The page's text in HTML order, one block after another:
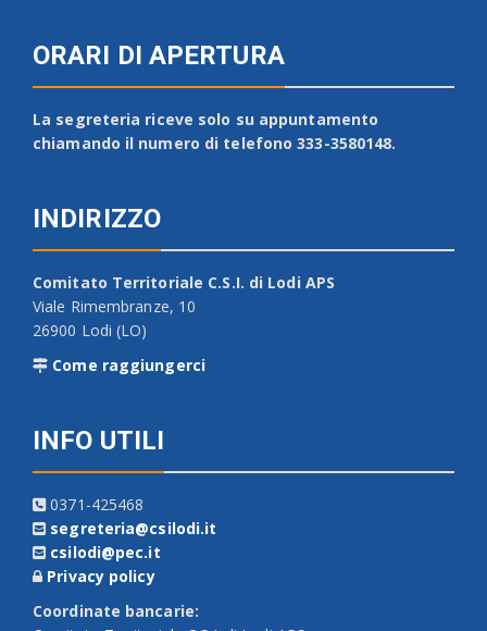
ORARI DI APERTURA
La segreteria riceve solo su appuntamento
chiamando il numero di telefono 333-3580148.
INDIRIZZO
Comitato Territoriale C.S.I. di Lodi APS
Viale Rimembranze, 10
26900 Lodi (LO)
Come raggiungerci
INFO UTILI
0371-425468
segreteria@csilodi.it
csilodi@pec.it
Privacy policy
Coordinate bancarie: